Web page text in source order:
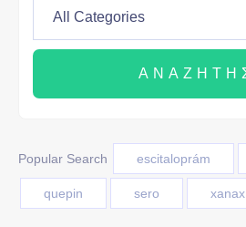
Popular Search escitaloprám
quepin sero xanax